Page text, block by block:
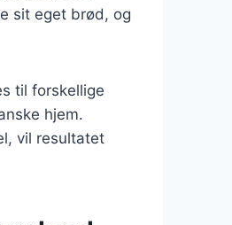
sit eget brød, og
til forskellige
hjem.
vil resultatet